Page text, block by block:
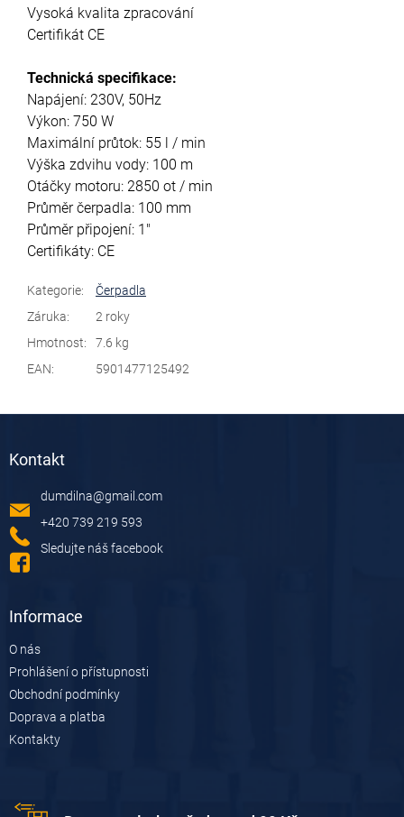
Vysoká kvalita zpracování
Certifikát CE
Technická specifikace:
Napájení: 230V, 50Hz
Výkon: 750 W
Maximální průtok: 55 l / min
Výška zdvihu vody: 100 m
Otáčky motoru: 2850 ot / min
Průměr čerpadla: 100 mm
Průměr připojení: 1"
Certifikáty: CE
Kategorie:
Čerpadla
Záruka:
2 roky
Hmotnost:
7.6 kg
EAN: 5901477125492
Kontakt
dumdilna@gmail.com
+420 739 219 593
Sledujte náš facebook
Informace
O nás
Prohlášení o přístupnosti
Obchodní podmínky
Doprava a platba
Kontakty